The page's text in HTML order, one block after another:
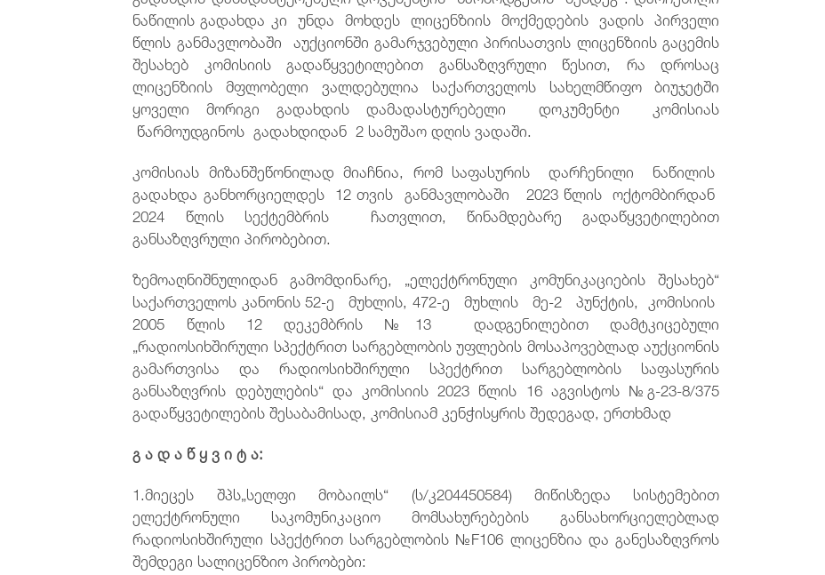
ნაწილის გადახდა კი უნდა მოხდეს ლიცენზიის მოქმედების ვადის პირველი
წლის განმავლობაში აუქციონში გამარჯვებული პირისათვის ლიცენზიის გაცემის
შესახებ კომისიის გადაწყვეტილებით განსაზღვრული წესით, რა დროსაც
ლიცენზიის მფლობელი ვალდებულია საქართველოს სახელმწიფო ბიუჯეტში
ყოველი მორიგი გადახდის დამადასტურებელი დოკუმენტი კომისიას
წარმოუდგინოს გადახდიდან 2 სამუშაო დღის ვადაში.
კომისიას მიზანშეწონილად მიაჩნია, რომ საფასურის დარჩენილი ნაწილის
გადახდა განხორციელდეს 12 თვის განმავლობაში 2023 წლის ოქტომბირდან
2024 წლის სექტემბრის ჩათვლით, წინამდებარე გადაწყვეტილებით
განსაზღვრული პირობებით.
ზემოაღნიშნულიდან გამომდინარე, „ელექტრონული კომუნიკაციების შესახებ“
საქართველოს კანონის 52-ე მუხლის, 472-ე მუხლის მე-2 პუნქტის, კომისიის
2005 წლის 12 დეკემბრის №13 დადგენილებით დამტკიცებული
„რადიოსიხშირული სპექტრით სარგებლობის უფლების მოსაპოვებლად აუქციონის
გამართვისა და რადიოსიხშირული სპექტრით სარგებლობის საფასურის
განსაზღვრის დებულების“ და კომისიის 2023 წლის 16 აგვისტოს №გ-23-8/375
გადაწყვეტილების შესაბამისად, კომისიამ კენჭისყრის შედეგად, ერთხმად
გ ა დ ა წ ყ ვ ი ტ ა:
1.მიეცეს შპს„სელფი მობაილს“ (ს/კ204450584) მიწისზედა სისტემებით
ელექტრონული საკომუნიკაციო მომსახურებების განსახორციელებლად
რადიოსიხშირული სპექტრით სარგებლობის №F106 ლიცენზია და განესაზღვროს
შემდეგი სალიცენზიო პირობები: